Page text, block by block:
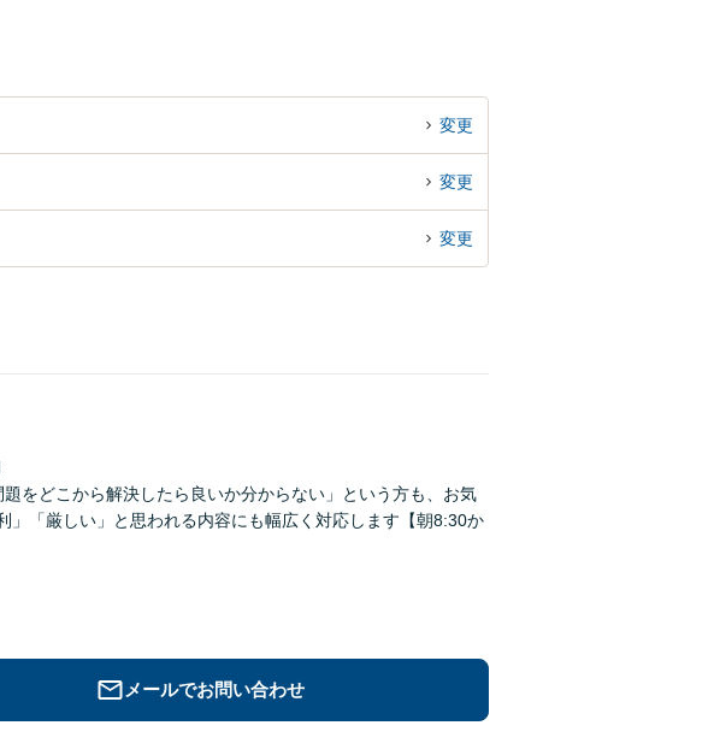
変更
変更
変更
をどこから解決したら良いか分からない」という方も、お気
「厳しい」と思われる内容にも幅広く対応します【朝8:30か
メールでお問い合わせ